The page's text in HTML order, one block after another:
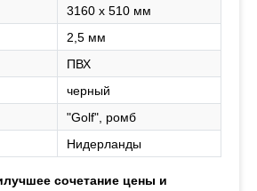
3160 х 510 мм
2,5 мм
ПВХ
черный
"Golf", ромб
Нидерланды
сочетание цены и